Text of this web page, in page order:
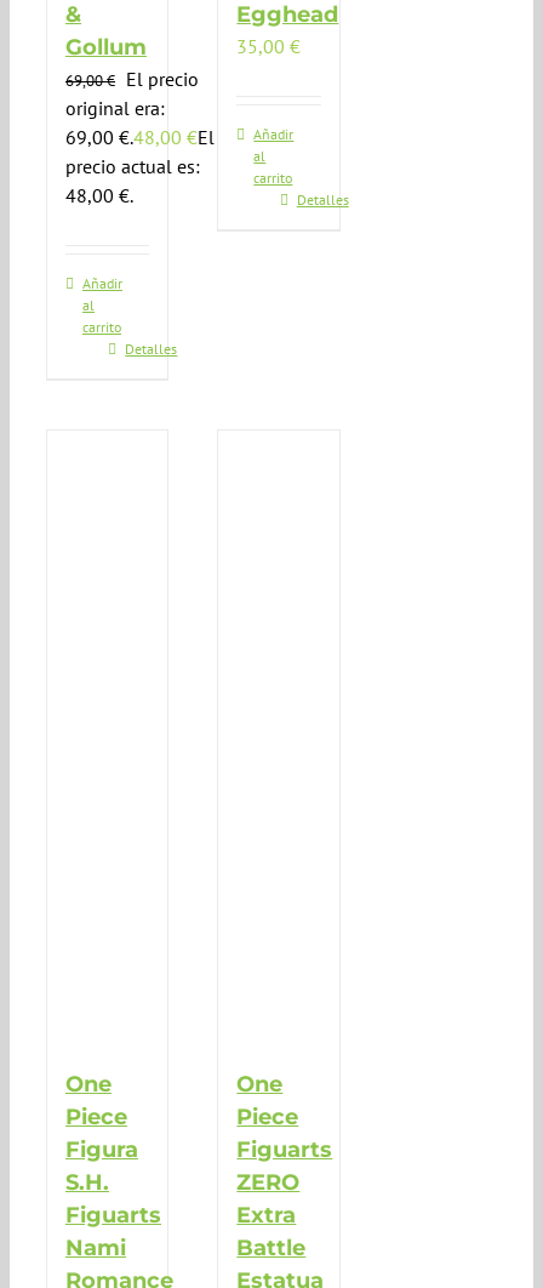
&
Gollum
69,00€ El precio
original era:
69,00 €.48,00 €El
precio actual es:
48,00 €.
Añadir
al
carrito
Detalles
Egghead
35,00€
Añadir
al
carrito
Detalles
One
Piece
Figura
S.H.
Figuarts
Nami
Romance
One
Piece
Figuarts
ZERO
Extra
Battle
Estatua